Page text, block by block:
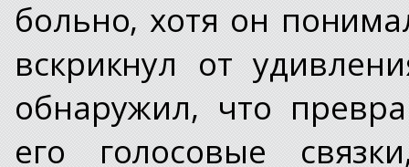
больно, хотя он
вскрикнул от
обнаружил, что
его голосовые